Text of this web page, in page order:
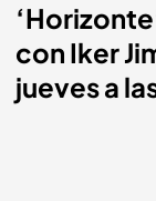
con Iker
jueves a